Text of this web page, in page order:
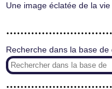
Une image éclatée de la
Recherche dans la base de